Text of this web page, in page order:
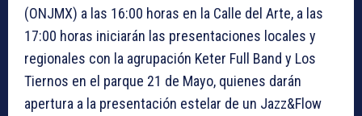
(ONJMX) a las 16:00 horas en la Calle del Arte, a las
17:00 horas iniciarán las presentaciones locales y
regionales con la agrupación Keter Full Band y Los
Tiernos en el parque 21 de Mayo, quienes darán
apertura a la presentación estelar de un Jazz&Flow